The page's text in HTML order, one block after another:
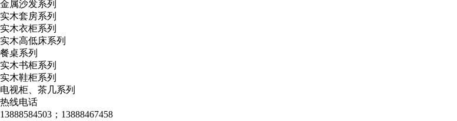
金属沙发系列
实木套房系列
实木衣柜系列
实木高低床系列
餐桌系列
实木书柜系列
实木鞋柜系列
电视柜、茶几系列
热线电话
13888584503；13888467458